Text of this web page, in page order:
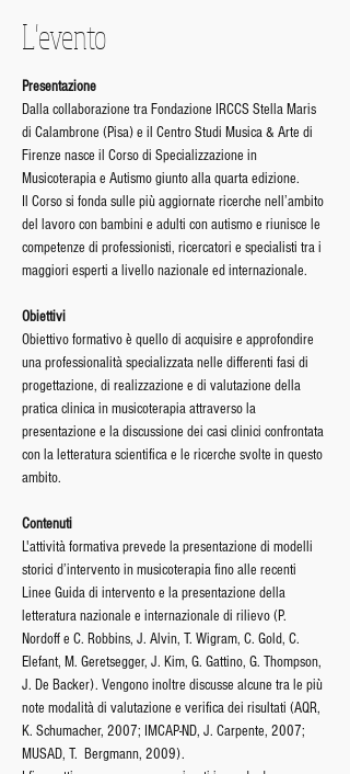
L'evento
Presentazione
Dalla collaborazione tra Fondazione IRCCS Stella Maris
di Calambrone (Pisa) e il Centro Studi Musica & Arte di
Firenze nasce il Corso di Specializzazione in
Musicoterapia e Autismo giunto alla quarta edizione.
Il Corso si fonda sulle più aggiornate ricerche nell’ambito
del lavoro con bambini e adulti con autismo e riunisce le
competenze di professionisti, ricercatori e specialisti tra i
maggiori esperti a livello nazionale ed internazionale.
Obiettivi
Obiettivo formativo è quello di acquisire e approfondire
una professionalità specializzata nelle differenti fasi di
progettazione, di realizzazione e di valutazione della
pratica clinica in musicoterapia attraverso la
presentazione e la discussione dei casi clinici confrontata
con la letteratura scientifica e le ricerche svolte in questo
ambito.
Contenuti
L'attività formativa prevede la presentazione di modelli
storici d’intervento in musicoterapia fino alle recenti
Linee Guida di intervento e la presentazione della
letteratura nazionale e internazionale di rilievo (P.
Nordoff e C. Robbins, J. Alvin, T. Wigram, C. Gold, C.
Elefant, M. Geretsegger, J. Kim, G. Gattino, G. Thompson,
J. De Backer). Vengono inoltre discusse alcune tra le più
note modalità di valutazione e verifica dei risultati (AQR,
K. Schumacher, 2007; IMCAP-ND, J. Carpente, 2007;
MUSAD, T.  Bergmann, 2009).